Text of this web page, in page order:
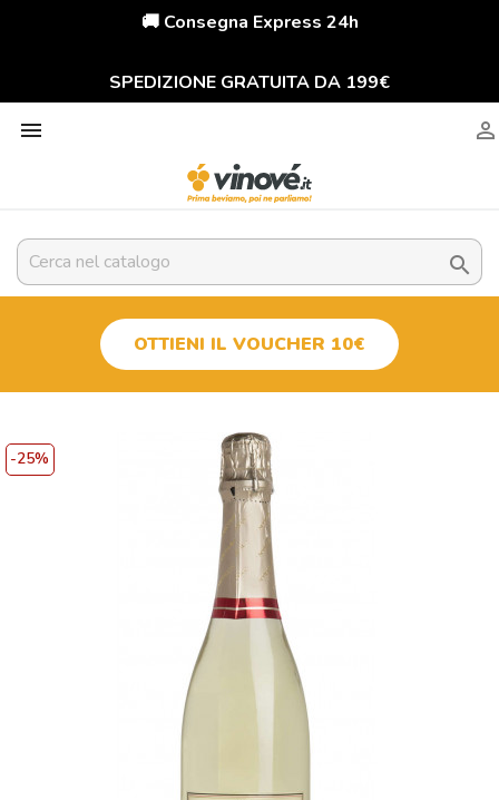
🚚 Consegna Express 24h
SPEDIZIONE GRATUITA DA 199€
 

OTTIENI IL VOUCHER 10€
-25%